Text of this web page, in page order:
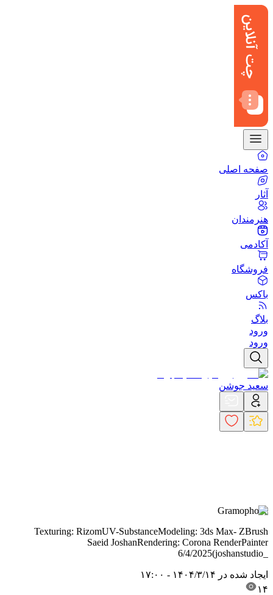
صفحه اصلی
آثار
هنرمندان
آکادمی
فروشگاه
باکس
بلاگ
ورود
ورود
سعید جوشن
Gramophone
Modeling: 3ds Max- ZBrush
Texturing: RizomUV-Substance
Painter
Rendering: Corona Render
Saeid Joshan
(joshanstudio_
6/4/2025
ایجاد شده در ۱۴۰۴/۳/۱۴ - ۱۷:۰۰
۱۴